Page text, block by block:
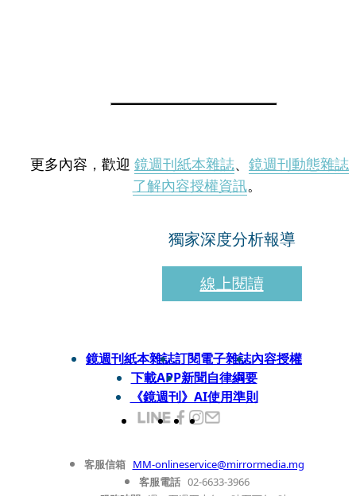
更多內容，歡迎 鏡週刊紙本雜誌、 鏡週刊動態雜誌
了解內容授權資訊。
獨家深度分析報導
線上閱讀
鏡週刊紙本雜誌訂閱電子雜誌內容授權
下載APP新聞自律綱要
《鏡週刊》AI使用準則
客服信箱 MM-onlineservice@mirrormedia.mg
客服電話 02-6633-3966